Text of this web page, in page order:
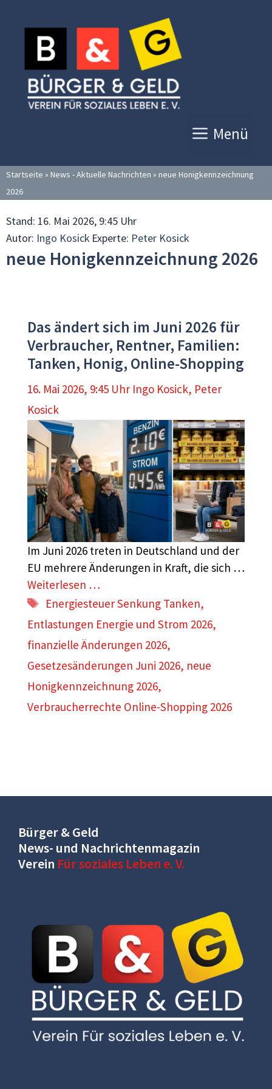
Inhalt
springen
Menü
Startseite » News - Aktuelle Nachrichten » neue Honigkennzeichnung
2026
Stand: 16. Mai 2026, 9:45 Uhr
Autor: Ingo Kosick Experte: Peter Kosick
neue Honigkennzeichnung 2026
Das ändert sich im Juni 2026 für
Verbraucher, Rentner, Familien:
Tanken, Honig, Online-Shopping
16. Mai 2026, 9:45 Uhr Ingo Kosick, Peter
Kosick
Im Juni 2026 treten in Deutschland und der
EU mehrere Änderungen in Kraft, die sich …
Weiterlesen …
Schlagwörter
Energiesteuer Senkung Tanken,
Entlastungen Energie und Strom 2026,
finanzielle Änderungen 2026,
Gesetzesänderungen Juni 2026, neue
Honigkennzeichnung 2026,
Verbraucherrechte Online-Shopping 2026
Bürger & Geld
News- und Nachrichtenmagazin
Verein Für soziales Leben e. V.